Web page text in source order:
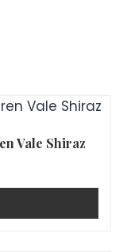
Vale Shiraz